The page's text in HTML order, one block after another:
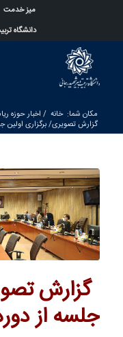
میز خدمت
دانشگاه
مکان شما: خانه / اخبار حوزه
گزارش تصویری/ برگزاری اولین
گزارش
جلسه از